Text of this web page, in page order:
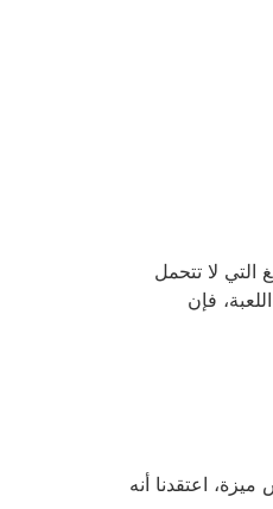
التي لا تتحمل
فإن
ريسبينس ميزة، اعتقدنا أنه